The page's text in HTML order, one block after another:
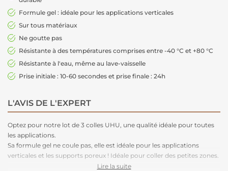
Formule gel : idéale pour les applications verticales
Sur tous matériaux
Ne goutte pas
Résistante à des températures comprises entre -40 °C et +80 °C
Résistante à l'eau, même au lave-vaisselle
Prise initiale : 10-60 secondes et prise finale : 24h
L'AVIS DE L'EXPERT
Optez pour notre lot de 3 colles UHU, une qualité idéale pour toutes
les applications.
Sa formule gel ne coule pas, elle est idéale pour les applications
verticales et les supports poreux ! Idéale pour coller des petites zones.
Colle la plupart des supports solides et flexibles, ainsi que de
Lire la suite